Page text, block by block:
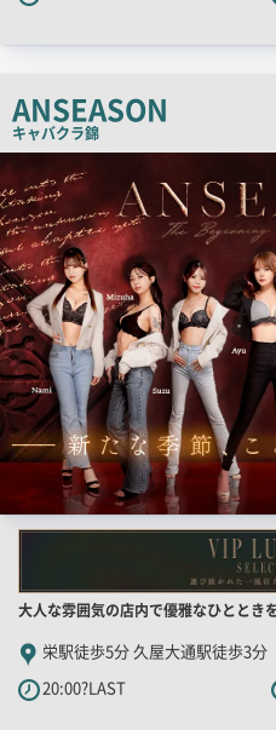
コ
ピ
ANSEASON
キャバクラ錦
検
結
果
一
覧
用
画
像
店
舗
PR
キ
大人な雰囲気の店内で優雅なひととき
栄駅徒歩5分 久屋大通駅徒歩3分
20:00?LAST